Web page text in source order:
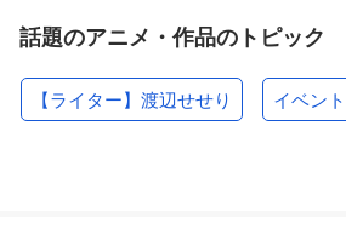
話題のアニメ・作品のトピック
【ライター】渡辺せせり イベント